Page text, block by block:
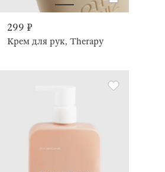
299 ₽
Крем для рук, Therapy